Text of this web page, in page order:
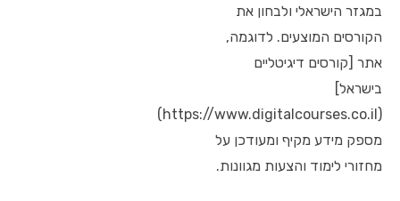
במגזר הישראלי ולבחון את
הקורסים המוצעים. לדוגמה,
אתר [קורסים דיגיטליים
בישראל]
(https://www.digitalcourses.co.il)
מספק מידע מקיף ומעודכן על
מחזורי לימוד והצעות מגוונות.